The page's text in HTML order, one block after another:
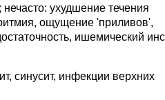
ухудшение течения
ощущение 'приливов',
ишемический
синусит, инфекции верхних